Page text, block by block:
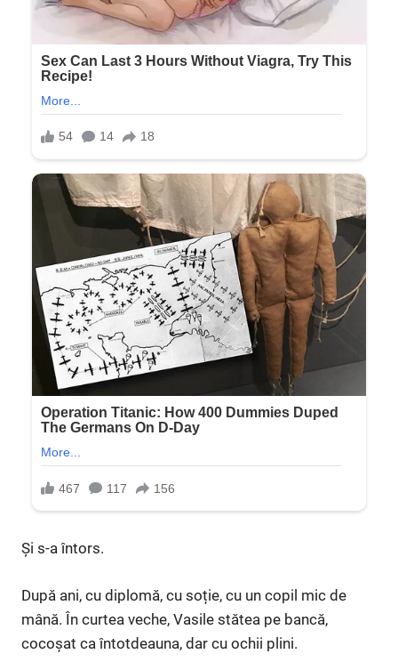
Și s-a întors.
După ani, cu diplomă, cu soție, cu un copil mic de
mână. În curtea veche, Vasile stătea pe bancă,
cocoșat ca întotdeauna, dar cu ochii plini.